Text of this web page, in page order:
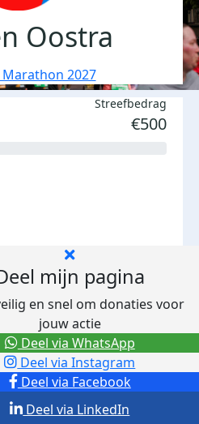
Oostra
Marathon 2027
Streefbedrag
€500
mijn pagina
en snel om donaties voor
jouw actie
Deel via Facebook
Deel via Instagram
Deel via LinkedIn
Deel via WhatsApp